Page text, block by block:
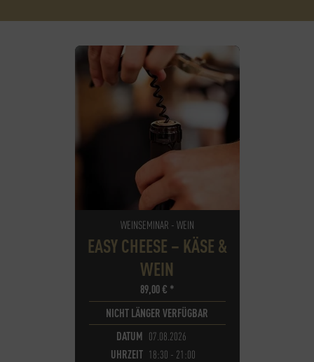
WEINSEMINAR - WEIN
EASY CHEESE – KÄSE &
WEIN
89,00€ *
NICHT LÄNGER VERFÜGBAR
DATUM 07.08.2026
UHRZEIT 18:30 - 21:00